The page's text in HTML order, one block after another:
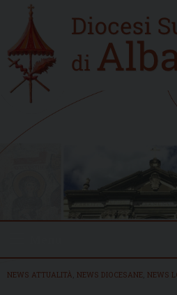
content
Home
new
NEWS ATTUALITÀ NEWS DIOCESANE NEWS